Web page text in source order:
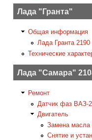
Лада "Гранта"
Общая информация
Лада Гранта 2190
Технические
Лада "Самара"
Ремонт
Датчик фаз ВАЗ-
Двигатель
Замена масла
Снятие и